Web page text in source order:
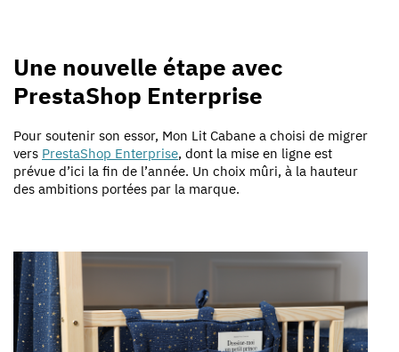
Une nouvelle étape avec
PrestaShop Enterprise
Pour soutenir son essor, Mon Lit Cabane a choisi de migrer
vers PrestaShop Enterprise, dont la mise en ligne est
prévue d’ici la fin de l’année. Un choix mûri, à la hauteur
des ambitions portées par la marque.